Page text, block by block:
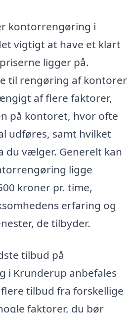
kontorrengøring i
vigtigt at have et klart
ligger på.
til rengøring af kontorer
af flere faktorer,
på kontoret, hvor ofte
udføres, samt hvilket
du vælger. Generelt kan
ligge
kroner pr. time,
erfaring og
de tilbyder.
tilbud på
i Krunderup anbefales
tilbud fra forskellige
faktorer, du bør